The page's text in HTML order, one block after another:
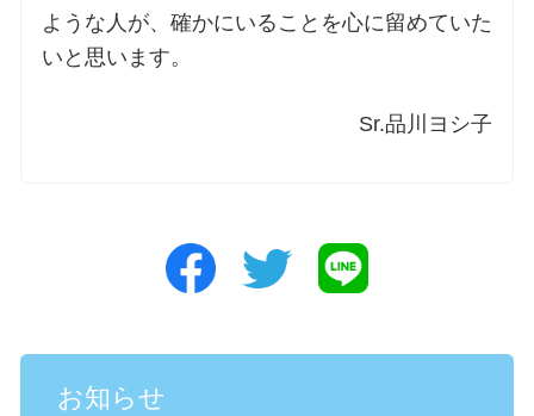
ような人が、確かにいることを心に留めていた
いと思います。
Sr.品川ヨシ子
お知らせ